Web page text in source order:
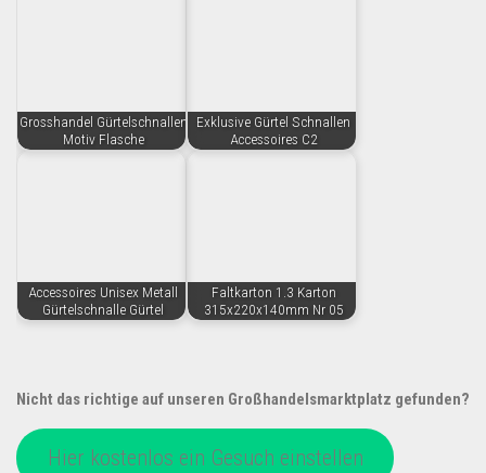
Grosshandel Gürtelschnallen
Motiv Flasche
Exklusive Gürtel Schnallen
Accessoires C2
Accessoires Unisex Metall
Gürtelschnalle Gürtel
Faltkarton 1.3 Karton
315x220x140mm Nr 05
Nicht das richtige auf unseren Großhandelsmarktplatz gefunden?
Hier kostenlos ein Gesuch einstellen